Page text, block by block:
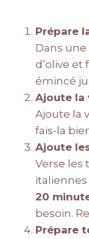
Prépare
Dans
d’olive et
émincé
Ajoute la
Ajoute la
fais-la
Ajoute
Verse les
italiennes
20
besoin.
Prépare